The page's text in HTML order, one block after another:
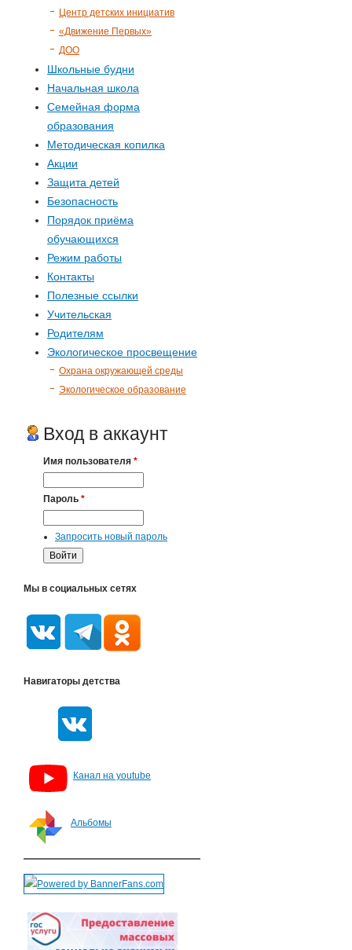
Центр детских инициатив
«Движение Первых»
ДОО
Школьные будни
Начальная школа
Семейная форма
образования
Методическая копилка
Акции
Защита детей
Безопасность
Порядок приёма
обучающихся
Режим работы
Контакты
Полезные ссылки
Учительская
Родителям
Экологическое просвещение
Охрана окружающей среды
Экологическое образование
Вход в аккаунт
Имя пользователя *
Пароль *
Запросить новый пароль
Мы в социальных сетях
Навигаторы детства
Канал на youtube
Альбомы